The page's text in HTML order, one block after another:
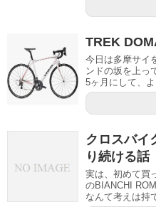
TREK
今日は多摩サイ
ンドの坂を上っ
5ヶ月にして、
クロスバイ
り続ける話
実は、初めて買
のBIANCHI
なんて考えは持